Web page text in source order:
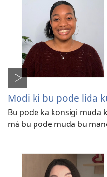
Modi ki bu pode lida
Bu pode ka konsigi muda
má bu pode muda bu